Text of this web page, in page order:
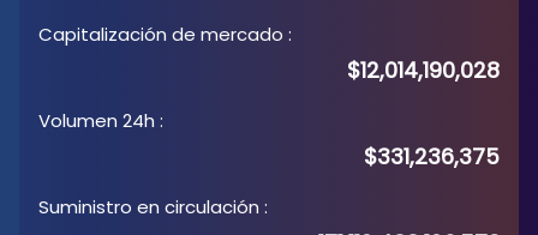
Capitalización de mercado :
$12,014,190,028
Volumen 24h :
$331,236,375
Suministro en circulación :